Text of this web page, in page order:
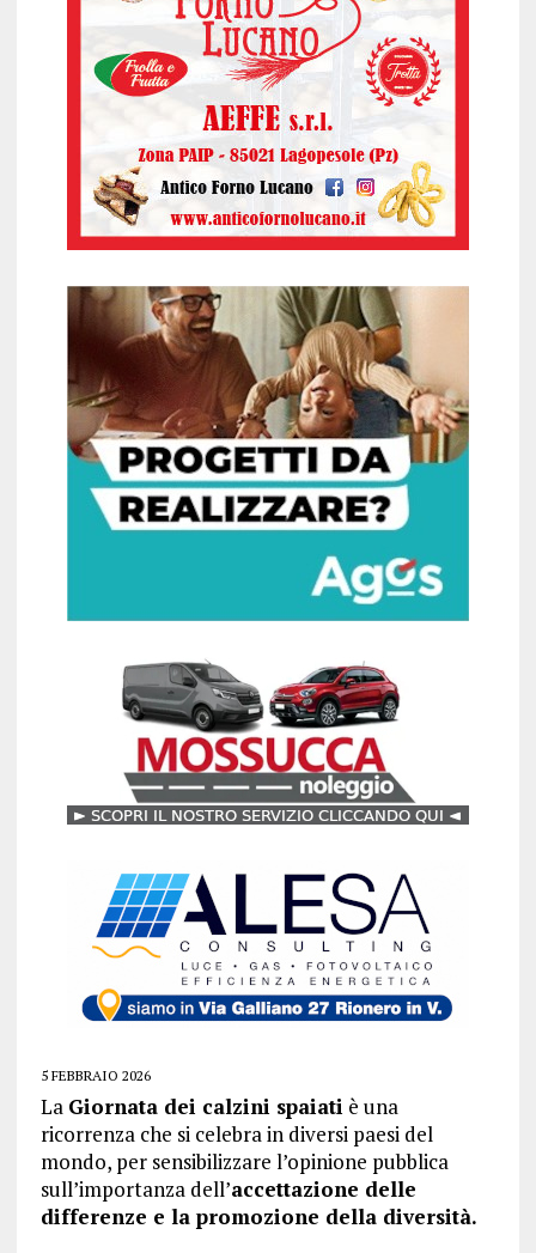
5 FEBBRAIO 2026
La Giornata dei calzini spaiati è una
ricorrenza che si celebra in diversi paesi del
mondo, per sensibilizzare l’opinione pubblica
sull’importanza dell’accettazione delle
differenze e la promozione della diversità.